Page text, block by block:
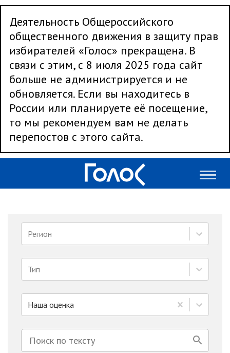
Деятельность Общероссийского
общественного движения в защиту прав
избирателей «Голос» прекращена. В
связи с этим, с 8 июля 2025 года сайт
больше не администрируется и не
обновляется. Если вы находитесь в
России или планируете её посещение,
то мы рекомендуем вам не делать
перепостов с этого сайта.
Регион
Тип
Наша оценка